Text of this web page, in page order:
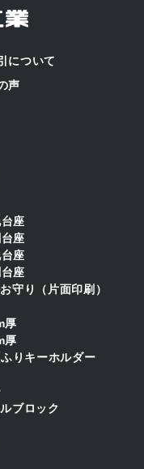
について
声
座
座
座
座
守り（片面印刷）
厚
厚
りキーホルダー
ブロック